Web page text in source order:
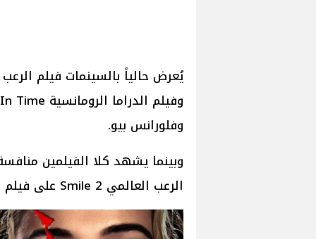
وفلورانس بيو.
وبينما يشهد كلا الفيلمين
الرعب العالمي Smile 2 على فيلم We Live In Time من حيثُ الإيرادات.